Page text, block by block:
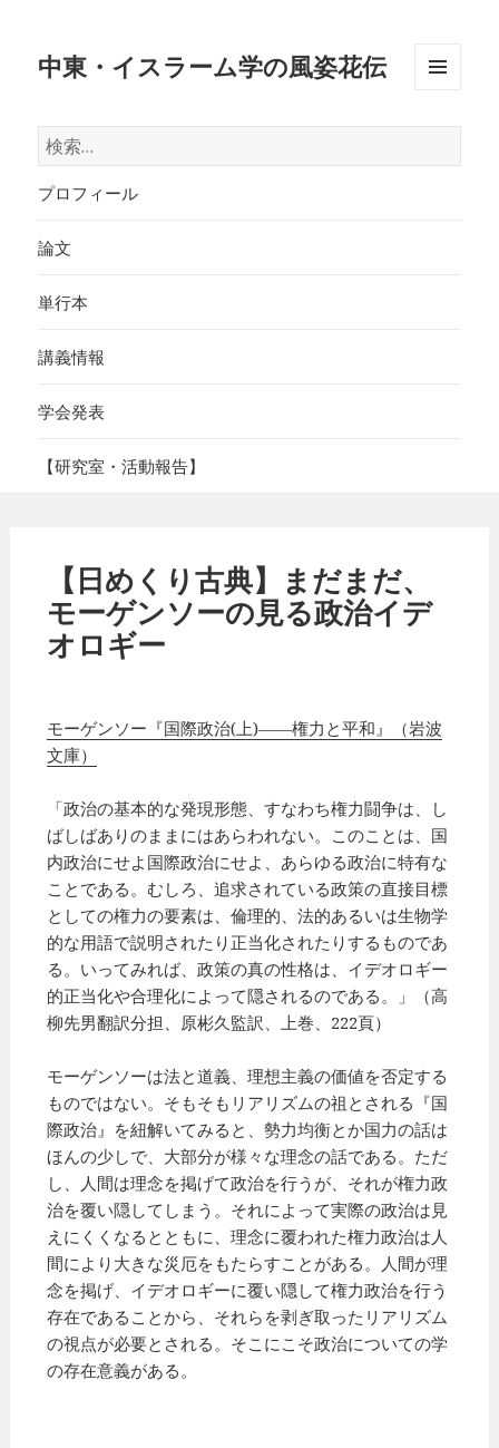
中東・イスラーム学の風姿花伝
検
索:
プロフィール
論文
単行本
講義情報
学会発表
【研究室・活動報告】
【日めくり古典】まだまだ、
モーゲンソーの見る政治イデ
オロギー
モーゲンソー『国際政治(上)――権力と平和』（岩波
文庫）
「政治の基本的な発現形態、すなわち権力闘争は、し
ばしばありのままにはあらわれない。このことは、国
内政治にせよ国際政治にせよ、あらゆる政治に特有な
ことである。むしろ、追求されている政策の直接目標
としての権力の要素は、倫理的、法的あるいは生物学
的な用語で説明されたり正当化されたりするものであ
る。いってみれば、政策の真の性格は、イデオロギー
的正当化や合理化によって隠されるのである。」（高
柳先男翻訳分担、原彬久監訳、上巻、222頁）
モーゲンソーは法と道義、理想主義の価値を否定する
ものではない。そもそもリアリズムの祖とされる『国
際政治』を紐解いてみると、勢力均衡とか国力の話は
ほんの少しで、大部分が様々な理念の話である。ただ
し、人間は理念を掲げて政治を行うが、それが権力政
治を覆い隠してしまう。それによって実際の政治は見
えにくくなるとともに、理念に覆われた権力政治は人
間により大きな災厄をもたらすことがある。人間が理
念を掲げ、イデオロギーに覆い隠して権力政治を行う
存在であることから、それらを剥ぎ取ったリアリズム
の視点が必要とされる。そこにこそ政治についての学
の存在意義がある。